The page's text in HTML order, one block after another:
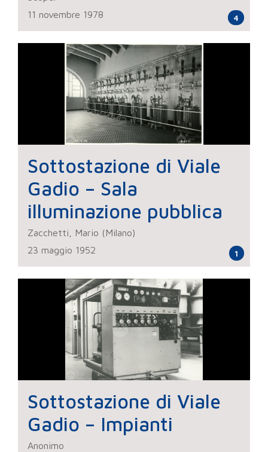
11 novembre 1978
4
Sottostazione di Viale
Gadio – Sala
illuminazione pubblica
Zacchetti, Mario (Milano)
23 maggio 1952
1
Sottostazione di Viale
Gadio – Impianti
Anonimo